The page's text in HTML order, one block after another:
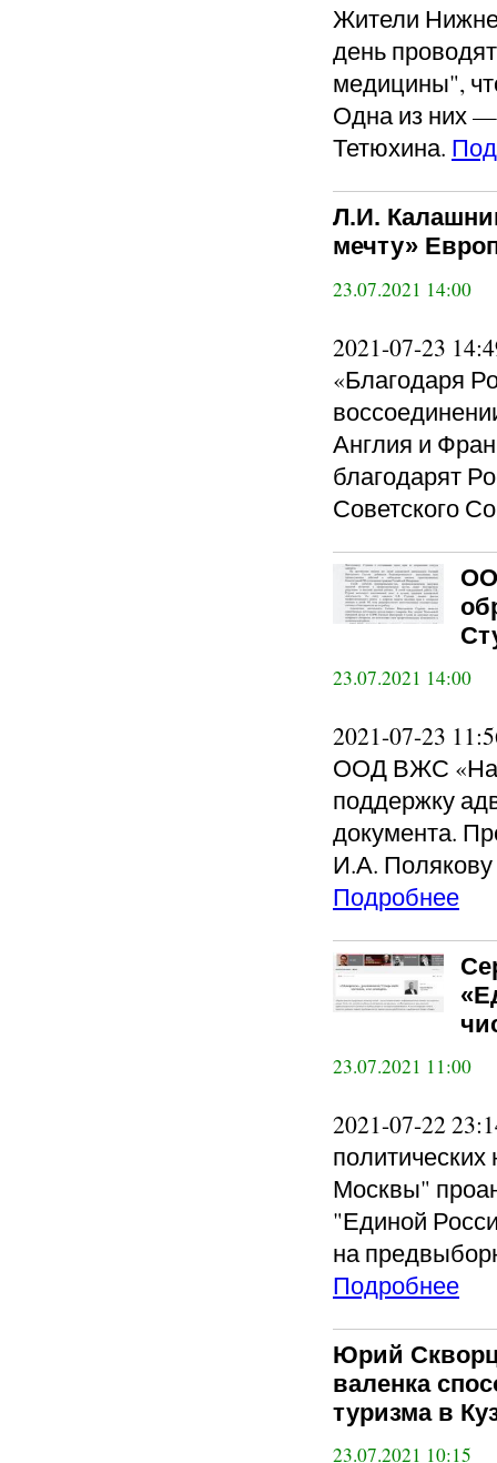
Жители
день
медицины",
Одна из них
Тетюхина.
Л.И.
мечту»
23.07.2021 14:00
2021-07-23
«Благодаря
Англия и
благодарят
Советского
23.07.2021 14:00
2021-07-23
ООД ВЖС
поддержку
документа.
И.А.
Подробнее
23.07.2021 11:00
2021-07-22
Москвы"
"Единой
на
Подробнее
Юрий
валенка
туризма в
23.07.2021 10:15